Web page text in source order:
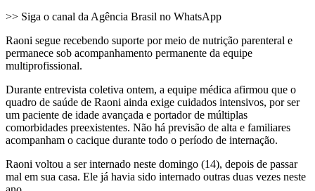
>> Siga o canal da Agência Brasil no WhatsApp
Raoni segue recebendo suporte por meio de nutrição parenteral e
permanece sob acompanhamento permanente da equipe
multiprofissional.
Durante entrevista coletiva ontem, a equipe médica afirmou que o
quadro de saúde de Raoni ainda exige cuidados intensivos, por ser
um paciente de idade avançada e portador de múltiplas
comorbidades preexistentes. Não há previsão de alta e familiares
acompanham o cacique durante todo o período de internação.
Raoni voltou a ser internado neste domingo (14), depois de passar
mal em sua casa. Ele já havia sido internado outras duas vezes neste